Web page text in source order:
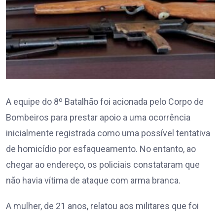
A equipe do 8º Batalhão foi acionada pelo Corpo de
Bombeiros para prestar apoio a uma ocorrência
inicialmente registrada como uma possível tentativa
de homicídio por esfaqueamento. No entanto, ao
chegar ao endereço, os policiais constataram que
não havia vítima de ataque com arma branca.
A mulher, de 21 anos, relatou aos militares que foi